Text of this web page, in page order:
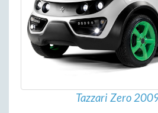
Tazzari Zero